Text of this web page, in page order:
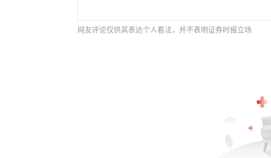
网友评论仅供其表达个人看法，并不表明证券时报立场